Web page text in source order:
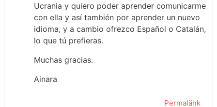
Ucrania y quiero poder aprender comunicarme
con ella y así también por aprender un nuevo
idioma, y a cambio ofrezco Español o Catalán,
lo que tú prefieras.
Muchas gracias.
Ainara
Permalänk